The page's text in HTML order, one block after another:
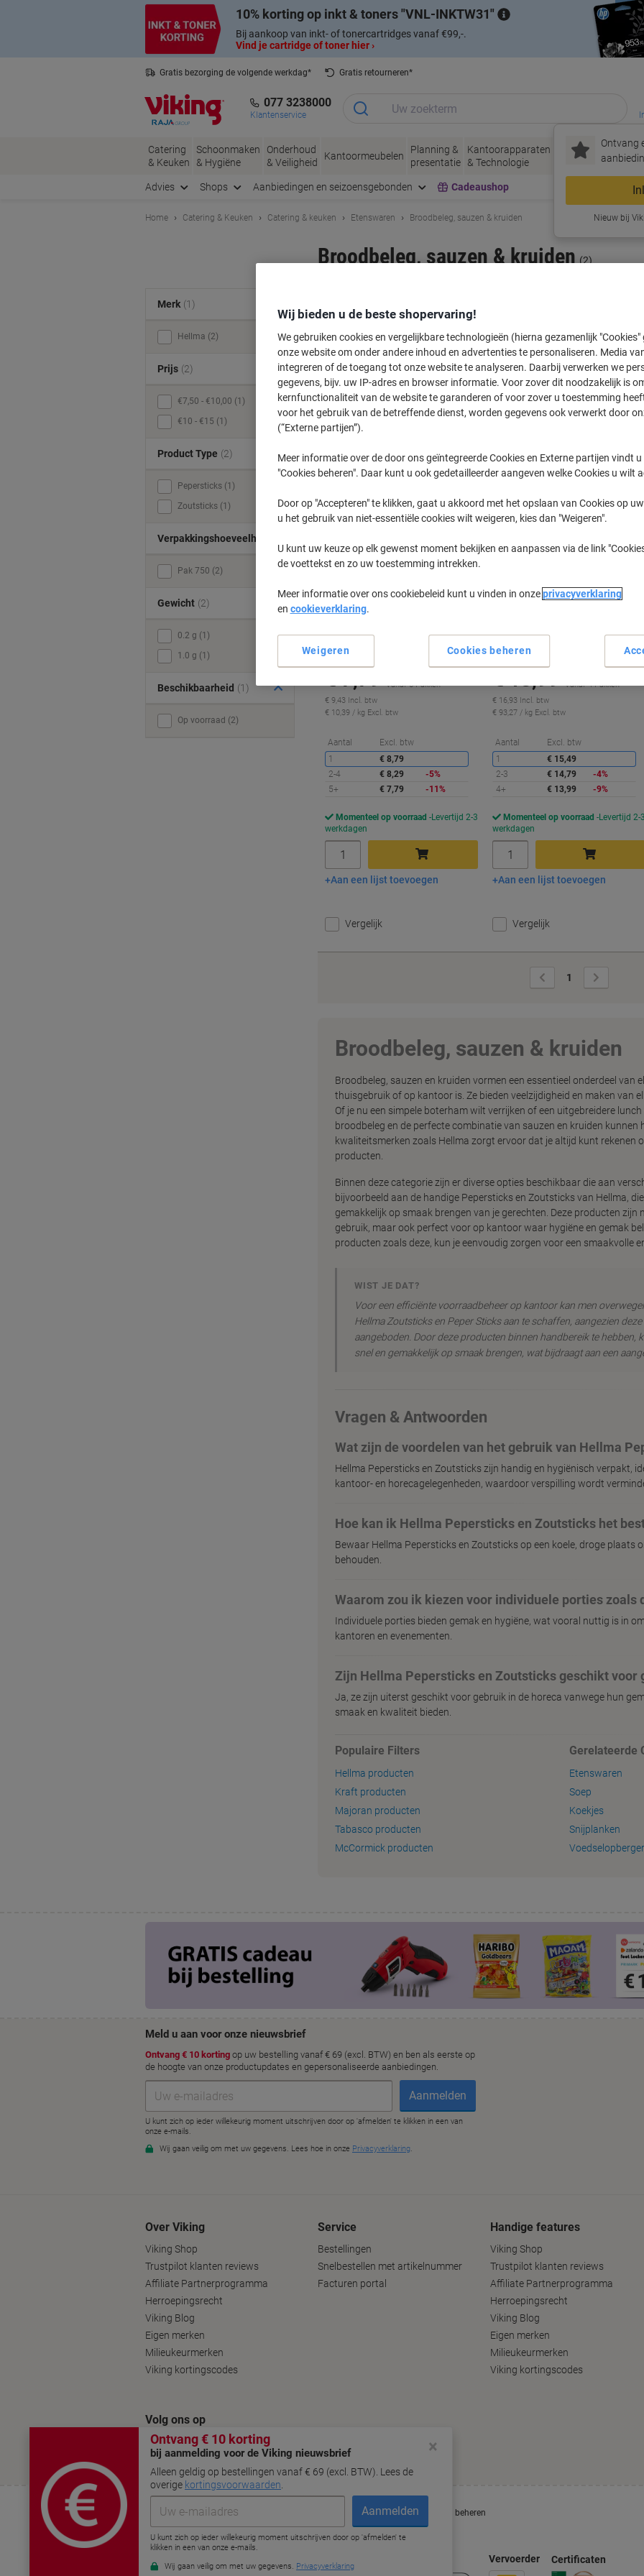
10% korting op inkt & toners VNL-INKTW31
Bij aankoop van inkt- of tonercartridges vanaf €99,-.
Vind je cartridge of toner hier ›
Gratis bezorging de volgende werkdag*
Gratis retourneren*
077 3238000
Klantenservice
Ontvang
Nieuw bij
Catering
& Keuken
Schoonmaken
& Hygiëne
Onderhoud
& Veiligheid
Kantoormeubelen
Planning &
presentatie
Kantoorapparaten
& Technologie
Inkt &
Toner
Papier,
& Verpakken
Advies Shops Aanbiedingen en seizoensgebonden Cadeaushop
Home Catering & Keuken Catering & keuken Etenswaren Broodbeleg, sauzen & kruiden
Broodbeleg, sauzen & kruiden (2)
Welkom bij onze categorie Broodbeleg, sauzen & kruiden, waar u een
ontdekt. Of u nu op zoek bent naar de perfecte Hellma Pepersticks of
vindt u alles om uw maaltijden naar een hoger niveau te tillen. Laat u
eenvoud en smaak die deze producten aan uw tafel brengen.
Hellma Zoutsticks 750 Stuks à 1 g
€ 7,79 Vanaf 5 Pakken
€ 9,43 Incl. btw
€ 10,39 / kg Excl. btw
Aantal Excl. btw
Korting
1
€ 8,79
2-4
€ 8,29
-5%
5+
€ 7,79 -11%
Momenteel op voorraad
Levertijd 2-3
werkdagen
In winkelwagen
Aan een lijst toevoegen
Vergelijk
€ 13,99 Vanaf 4 Pakken
€ 16,93 Incl. btw
€ 93,27 / kg Excl. btw
Aantal Excl. btw
1
€ 15,49
2-3
€ 14,79
-4%
4+
€ 13,99 -9%
Momenteel op voorraad
Levertijd 2-3
werkdagen
In winkelwagen
Aan een lijst toevoegen
Vergelijk
Vorige
pagina
1
pagina
Broodbeleg, sauzen & kruiden
Broodbeleg, sauzen en kruiden vormen een essentieel onderdeel van
thuisgebruik of op kantoor is. Ze bieden veelzijdigheid en maken van
Of je nu een simpele boterham wilt verrijken of een uitgebreidere
broodbeleg en de perfecte combinatie van sauzen en kruiden kunnen
kwaliteitsmerken zoals Hellma zorgt ervoor dat je altijd kunt rekenen
producten.
Binnen deze categorie zijn er diverse opties beschikbaar die aan
bijvoorbeeld aan de handige Pepersticks en Zoutsticks van Hellma,
gemakkelijk op smaak brengen van je gerechten. Deze producten zijn
gebruik, maar ook perfect voor op kantoor waar hygiëne en gemak
producten zoals deze, kun je eenvoudig zorgen voor een smaakvolle
WIST JE DAT?
Voor een efficiënte voorraadbeheer op kantoor kan men
Hellma Zoutsticks en Peper Sticks aan te schaffen, aangezien
aangeboden. Door deze producten binnen handbereik te hebben,
snel en gemakkelijk op smaak brengen, wat bijdraagt aan een
Vragen & Antwoorden
Wat zijn de voordelen van het gebruik van Hellma
Hellma Pepersticks en Zoutsticks zijn handig en hygiënisch verpakt,
kantoor- en horecagelegenheden, waardoor verspilling wordt
Hoe kan ik Hellma Pepersticks en Zoutsticks het
Bewaar Hellma Pepersticks en Zoutsticks op een koele, droge plaats
behouden.
Waarom zou ik kiezen voor individuele porties zoals
Individuele porties bieden gemak en hygiëne, wat vooral nuttig is in
kantoren en evenementen.
Zijn Hellma Pepersticks en Zoutsticks geschikt voor
Ja, ze zijn uiterst geschikt voor gebruik in de horeca vanwege hun
smaak en kwaliteit bieden.
Populaire Filters
Hellma producten
Kraft producten
Majoran producten
Tabasco producten
McCormick producten
Gerelateerde
Etenswaren
Soep
Koekjes
Snijplanken
Merk (1)
Hellma (2)
Prijs (2)
€7,50 - €10,00 (1)
€10 - €15 (1)
Product Type (2)
Pepersticks (1)
Zoutsticks (1)
Verpakkingshoeveelheid
Pak 750 (2)
Gewicht (2)
0.2 g (1)
1.0 g (1)
Beschikbaarheid (1)
Op voorraad (2)
Over Viking
Viking Shop
Trustpilot klanten reviews
Affiliate Partnerprogramma
Herroepingsrecht
Viking Blog
Eigen merken
Milieukeurmerken
Viking kortingscodes
Service
Bestellingen
Snelbestellen met artikelnummer
Facturen portal
Handige features
Viking Shop
Trustpilot klanten reviews
Affiliate Partnerprogramma
Herroepingsrecht
Viking Blog
Eigen merken
Milieukeurmerken
Viking kortingscodes
Volg ons op
Algemene Voorwaarden Cookieverklaring
Cookies beheren
© 2000 - 2026 Viking. Alle rechten voorbehouden
Betaalmogelijkheden Vervoerder Certificaten
×
Wij bieden u de beste shopervaring!
We gebruiken cookies en vergelijkbare technologieën (hierna gezamenlijk "Cookies"
onze website om onder andere inhoud en advertenties te personaliseren. Media
integreren of de toegang tot onze website te analyseren. Daarbij verwerken we
gegevens, bijv. uw IP-adres en browser informatie. Voor zover dit noodzakelijk is
kernfunctionaliteit van de website te garanderen of voor zover u toestemming
voor het gebruik van de betreffende dienst, worden gegevens ook verwerkt door
(“Externe partijen”).
Meer informatie over de door ons geïntegreerde Cookies en Externe partijen vindt u
"Cookies beheren". Daar kunt u ook gedetailleerder aangeven welke Cookies u wilt
Door op "Accepteren" te klikken, gaat u akkoord met het opslaan van Cookies op
u het gebruik van niet-essentiële cookies wilt weigeren, kies dan "Weigeren".
U kunt uw keuze op elk gewenst moment bekijken en aanpassen via de link
de voettekst en zo uw toestemming intrekken.
Meer informatie over ons cookiebeleid kunt u vinden in onzeprivacyverklaring
en cookieverklaring.
Cookies beheren
Weigeren